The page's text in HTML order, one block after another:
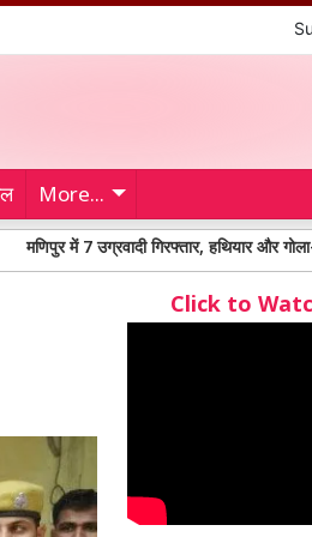
More...
उग्रवादी गिरफ्तार, हथियार और गोला-बारूद बरामद
Click to